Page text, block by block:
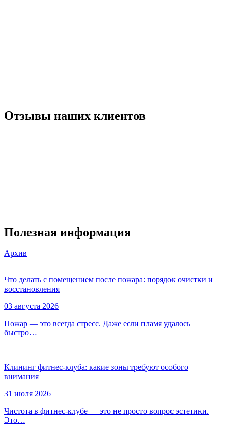
Отзывы наших клиентов
Полезная информация
Архив
Что делать с помещением после пожара: порядок очистки и
восстановления
03 августа 2026
Пожар — это всегда стресс. Даже если пламя удалось
быстро…
Клининг фитнес-клуба: какие зоны требуют особого
внимания
31 июля 2026
Чистота в фитнес-клубе — это не просто вопрос эстетики.
Это…